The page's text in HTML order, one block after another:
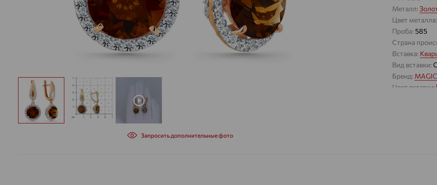
Запросить дополнительные фото
Металл:
Цвет металла:
Проба:585
Страна
Вставка:
Вид вставки:
Бренд:
Цвет вставки: